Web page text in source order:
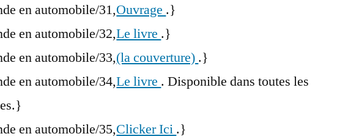
en automobile/31,Ouvrage .}
en automobile/32,Le livre .}
en automobile/33,(la couverture) .}
en automobile/34,Le livre . Disponible dans toutes les
en automobile/35,Clicker Ici .}